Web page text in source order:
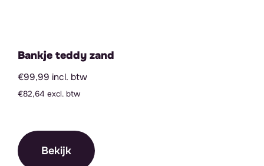
Bankje teddy zand
€99,99 incl. btw
€82,64 excl. btw
Bekijk